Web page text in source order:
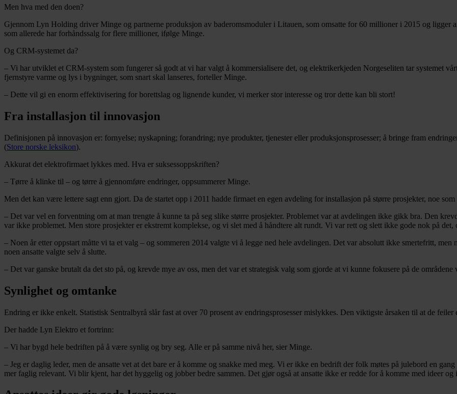
Men hva med den doen?
Gjennom Lyn Holding driver Minge og partnerne produksjon av baderomsmoduler i Litauen, som omsatte for 60 millioner i 2015 og ligger
som allerede har forhåndssalg for flere millioner, ifølge Minge.
Og CRM-systemet da?
– Vi har utviklet et CRM-system som fungerer så godt at vi har valgt å kommersialisere det, og elektrikerkjeden Norgeseliten tar systemet
fjernstyre varme og lys i bygninger, som snart skal lanseres, forteller Minge.
– Dette vil gi en enorm effektivisering for borettslag og lignende kunder, vi merker stor interesse og tror dette kan bli stort!
Fra installasjon til innovasjon
Definisjonen på innovasjon er: fornyelse; nyskapning; forandring; nye produkter, tjenester eller produksjonsprosesser; å bringe fram
(Store norske leksikon).
Akkurat det elektrofirmaet lykkes med. Hva er suksessoppskriften?
– Tørre å klinke til – og tørre å gjennomføre endringer, oppsummerer Minge.
Men det kan være lettere sagt enn gjort. Da de startet opp i 2011 hadde firmaet en egen avdeling for installasjon på større prosjekter, noe
– Det var vel en forventning om at man trengte å kunne ta på seg slike større prosjekter. Problemet var at avdelingen ikke gikk bra. Den
var ikke problemet. Men store prosjekter er ekstremt komplekse, og vi slet med å håndtere alt rundt. Vi var rett og slett ikke gode nok på
– Noen år etter oppstart måtte vi ta et valg – og sommeren 2014 valgte vi å legge ned hele avdelingen. Det var absolutt ikke smertefritt,
noen ansatte valgte selv å slutte.
– Det var ganske brutalt da det sto på, og krevde mye av oss, men det var et strategisk valg som gjorde at vi kunne fokusere på de områdene
Synlighet og omtanke
Endring er ikke enkelt. Statistisk Sentralbyrå slår fast at over 70 prosent av endringsprosesser mislykkes. Den viktigste årsaken til at de
Der hadde Lyn Elektro et fortrinn:
– Vi har bygd hele bedriften på å være synlig og bry seg. Alle er på samme nivå her, sier Minge.
– Jeg er daglig leder, men de ansatte vet at det bare er å komme og snakke med meg. Vi er ikke en bedrift der folk møtes på julebord en
mer faglig relevant. Vi blir kjent, har det hyggelig og jobber bedre sammen. Det gjør også at ansatte ikke er redde for å komme med ideer og